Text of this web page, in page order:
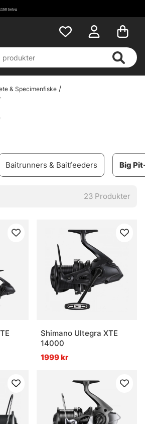
& Specimenfiske
Baitrunners & Baitfeeders Big
23 Produkter
Shimano Ultegra XTE
14000
1999 kr